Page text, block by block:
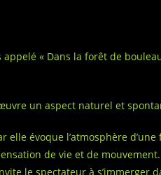
« Dans la forêt de
un aspect naturel et
évoque l’atmosphère
de vie et de mouvement.
le spectateur à s’immerger